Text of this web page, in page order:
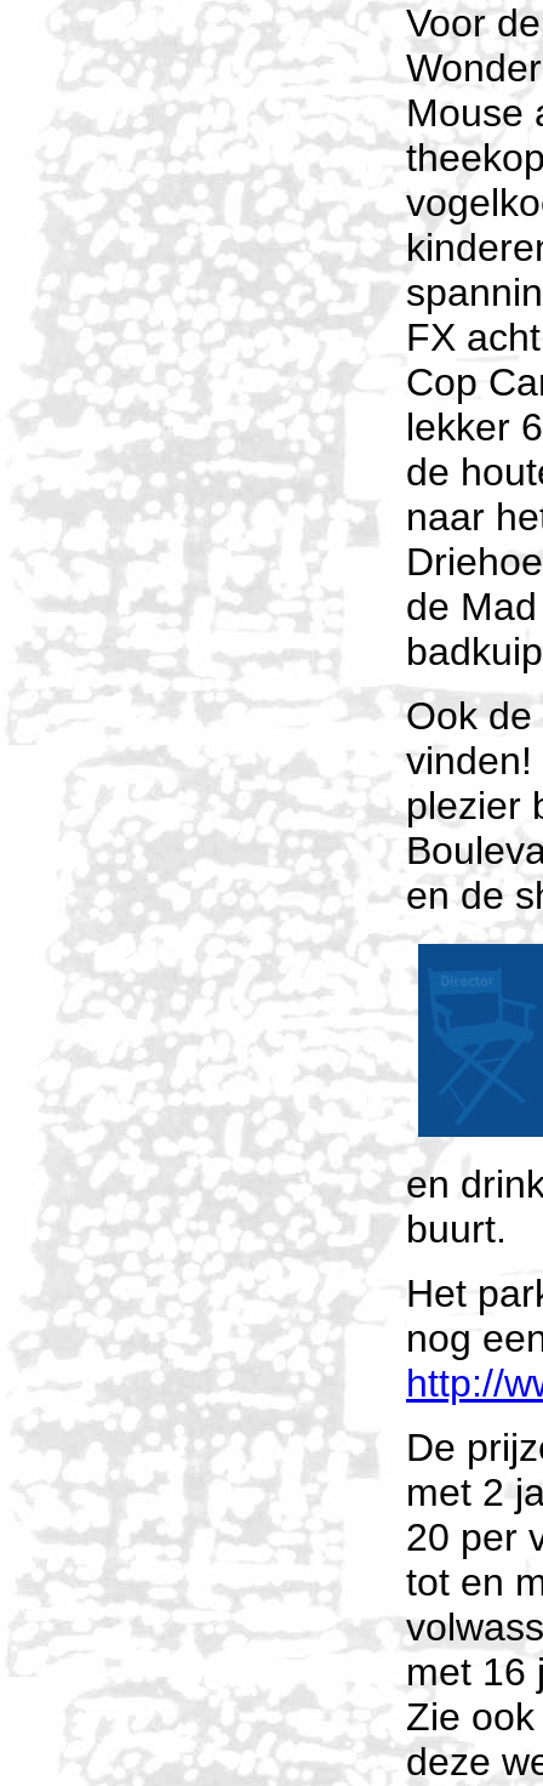
Voor
Mouse
FX
Cop
lekker
de
naar
de
Ook de
vinden!
plezier
en de
en
buurt.
Het
nog
http://
De
met 2
20 per
tot en
met 16
Zie
deze